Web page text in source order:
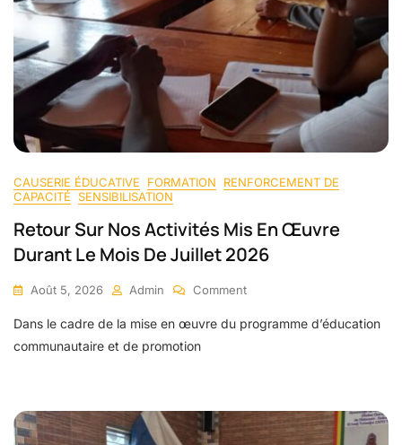
CAUSERIE ÉDUCATIVE FORMATION
RENFORCEMENT DE
CAPACITÉ SENSIBILISATION
Retour Sur Nos Activités Mis En Œuvre
Durant Le Mois De Juillet 2026
Août 5, 2026 Admin Comment
Dans le cadre de la mise en œuvre du programme d’éducation
communautaire et de promotion